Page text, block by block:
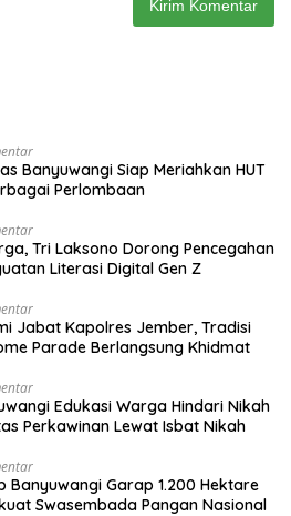
Banyuwangi Siap Meriahkan HUT
Perlombaan
Tri Laksono Dorong Pencegahan
Literasi Digital Gen Z
Jabat Kapolres Jember, Tradisi
Parade Berlangsung Khidmat
Edukasi Warga Hindari Nikah
Perkawinan Lewat Isbat Nikah
Banyuwangi Garap 1.200 Hektare
Swasembada Pangan Nasional